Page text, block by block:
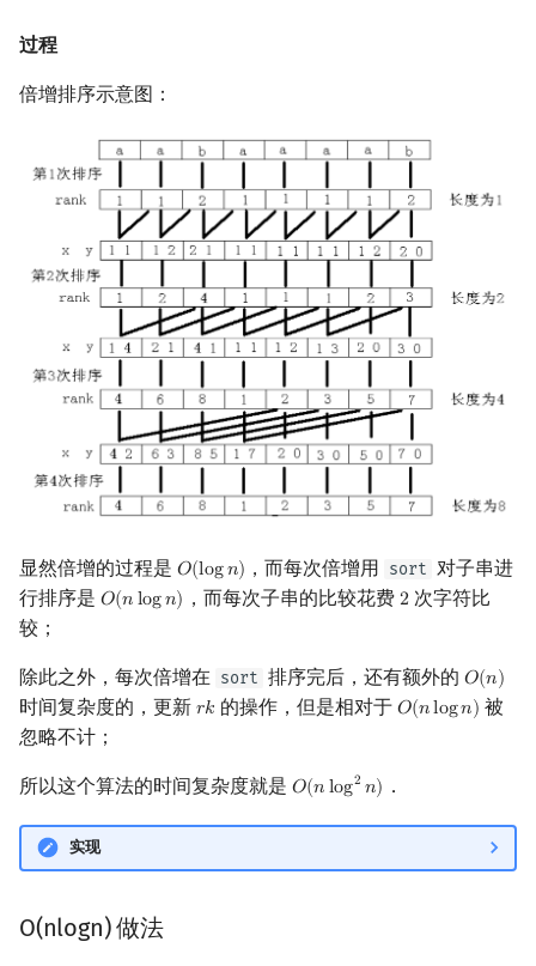
参考资料
过程
倍增排序示意图：
显然倍增的过程是 𝑂(log𝑛)
O(logn) ，而每次倍增用 sort 对子串进
行排序是 𝑂(𝑛log𝑛)
O(nlogn) ，而每次子串的比较花费 2
2次字符比
较；
除此之外，每次倍增在 sort 排序完后，还有额外的 𝑂(𝑛)
O(n)
时间复杂度的，更新 𝑟𝑘
rk 的操作，但是相对于 𝑂(𝑛log𝑛)
O(nlogn)
被
忽略不计；
所以这个算法的时间复杂度就是 𝑂(𝑛log2 𝑛)
O(nlog2n) ．
实现
O(nlogn) 做法